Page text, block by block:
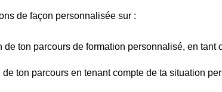
de façon personnalisée sur :
de ton parcours de formation personnalisé, en
de ton parcours en tenant compte de ta situation